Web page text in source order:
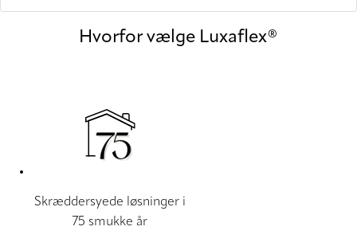
Hvorfor vælge Luxaflex®
Skræddersyede løsninger i
75 smukke år